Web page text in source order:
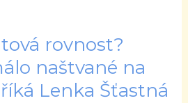
rovnost?
naštvané na
Lenka Šťastná